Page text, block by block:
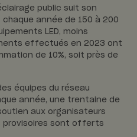
public suit son
année de 150 à 200
LED, moins
effectués en 2023 ont
de 10%, soit près de
équipes du réseau
année, une trentaine de
aux organisateurs
provisoires sont offerts